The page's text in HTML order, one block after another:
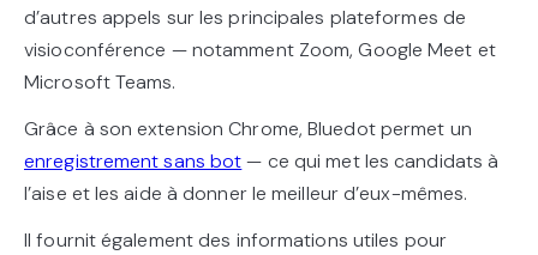
d’autres appels sur les principales plateformes de
visioconférence — notamment Zoom, Google Meet et
Microsoft Teams.
Grâce à son extension Chrome, Bluedot permet un
enregistrement sans bot— ce qui met les candidats à
l’aise et les aide à donner le meilleur d’eux-mêmes.
Il fournit également des informations utiles pour